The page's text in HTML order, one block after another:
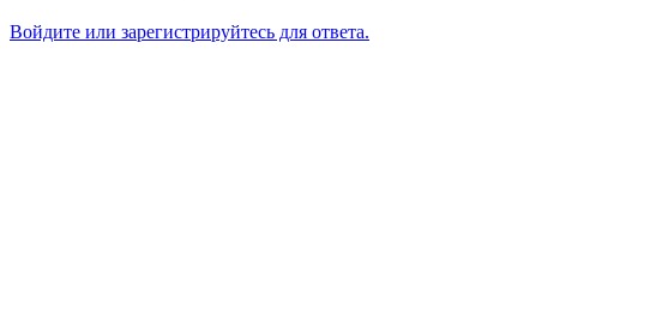
Войдите или зарегистрируйтесь для ответа.